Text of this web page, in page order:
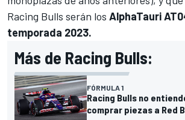
Racing Bulls serán los AlphaTauri
temporada 2023.
Más de Racing Bulls:
FÓRMULA 1
Racing Bulls no
comprar piezas a Red